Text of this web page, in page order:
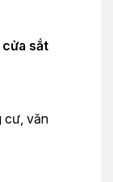
cửa sắt
cư, văn